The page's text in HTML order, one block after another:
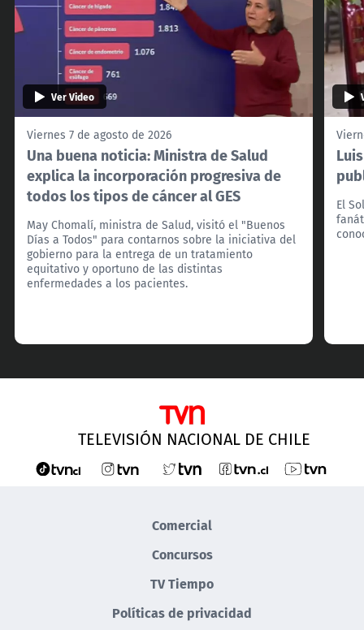
Ver Video
Viernes 7 de agosto de 2026
Una buena noticia: Ministra de Salud
explica la incorporación progresiva de
todos los tipos de cáncer al GES
May Chomalí, ministra de Salud, visitó el "Buenos
Días a Todos" para contarnos sobre la iniciativa del
gobierno para la entrega de un tratamiento
equitativo y oportuno de las distintas
enfermedades a los pacientes.
El
TELEVISIÓN NACIONAL DE CHILE
Comercial
Concursos
TV Tiempo
Políticas de privacidad